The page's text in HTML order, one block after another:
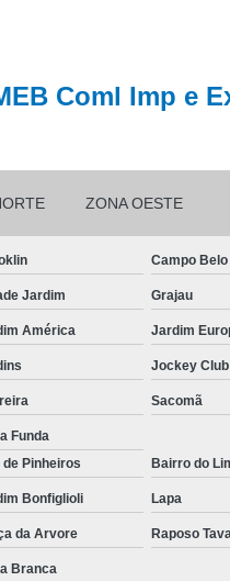
Coml Imp e
ZONA OESTE
Campo Belo
Jardim Grajau
América Jardim
Jockey Club
Sacomã
Funda
Pinheiros Bairro do
Bonfiglioli Lapa
da Arvore Raposo
Branca